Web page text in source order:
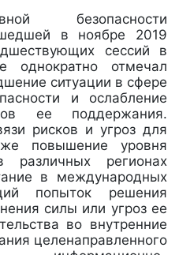
безопасности
в ноябре 2019
сессий в
однократно отмечал
ситуации в сфере
и ослабление
ее поддержания.
рисков и угроз для
повышение уровня
различных регионах
в международных
попыток решения
силы или угроз ее
во внутренние
целенаправленного